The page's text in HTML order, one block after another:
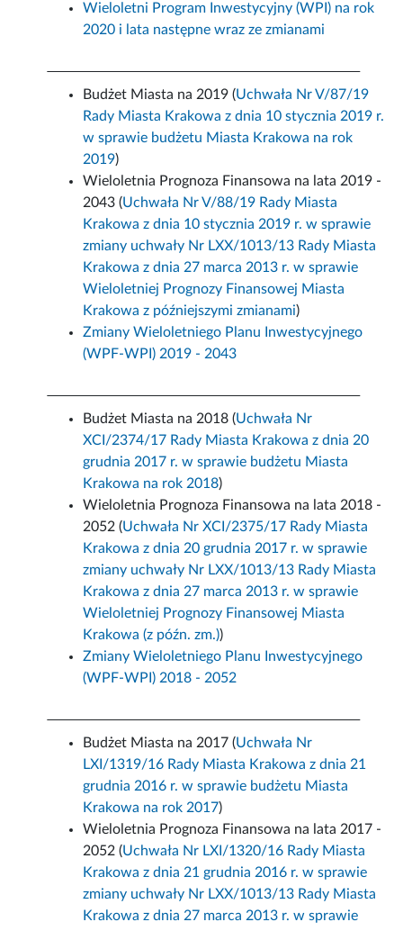
Wieloletni Program Inwestycyjny (WPI) na rok
2020 i lata następne wraz ze zmianami
Budżet Miasta na 2019 (Uchwała Nr V/87/19
Rady Miasta Krakowa z dnia 10 stycznia 2019 r.
w sprawie budżetu Miasta Krakowa na rok
2019)
Wieloletnia Prognoza Finansowa na lata 2019 -
2043 (Uchwała Nr V/88/19 Rady Miasta
Krakowa z dnia 10 stycznia 2019 r. w sprawie
zmiany uchwały Nr LXX/1013/13 Rady Miasta
Krakowa z dnia 27 marca 2013 r. w sprawie
Wieloletniej Prognozy Finansowej Miasta
Krakowa z późniejszymi zmianami)
Zmiany Wieloletniego Planu Inwestycyjnego
(WPF-WPI) 2019 - 2043
Budżet Miasta na 2018 (Uchwała Nr
XCI/2374/17 Rady Miasta Krakowa z dnia 20
grudnia 2017 r. w sprawie budżetu Miasta
Krakowa na rok 2018)
Wieloletnia Prognoza Finansowa na lata 2018 -
2052 (Uchwała Nr XCI/2375/17 Rady Miasta
Krakowa z dnia 20 grudnia 2017 r. w sprawie
zmiany uchwały Nr LXX/1013/13 Rady Miasta
Krakowa z dnia 27 marca 2013 r. w sprawie
Wieloletniej Prognozy Finansowej Miasta
Krakowa (z późn. zm.))
Zmiany Wieloletniego Planu Inwestycyjnego
(WPF-WPI) 2018 - 2052
Budżet Miasta na 2017 (Uchwała Nr
LXI/1319/16 Rady Miasta Krakowa z dnia 21
grudnia 2016 r. w sprawie budżetu Miasta
Krakowa na rok 2017)
Wieloletnia Prognoza Finansowa na lata 2017 -
2052 (Uchwała Nr LXI/1320/16 Rady Miasta
Krakowa z dnia 21 grudnia 2016 r. w sprawie
zmiany uchwały Nr LXX/1013/13 Rady Miasta
Krakowa z dnia 27 marca 2013 r. w sprawie